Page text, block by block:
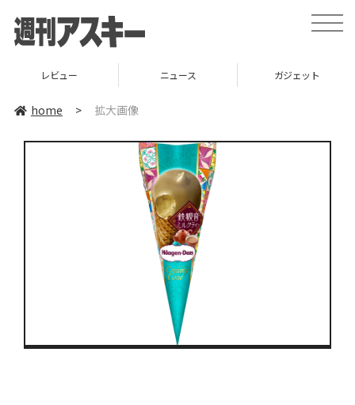
toggle
レビュー ニュース ガジェット
home > 拡大画像